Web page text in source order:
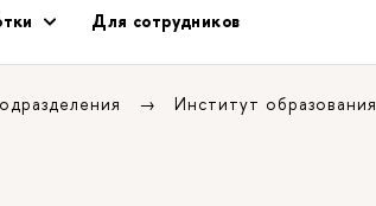
Для сотрудников
Институт образования